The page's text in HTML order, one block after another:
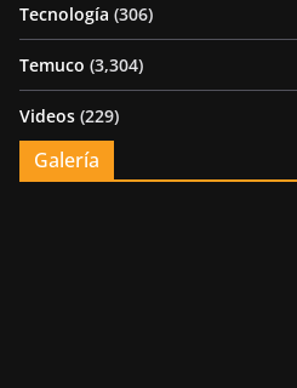
Tecnología (306)
Temuco (3,304)
Videos (229)
Galería